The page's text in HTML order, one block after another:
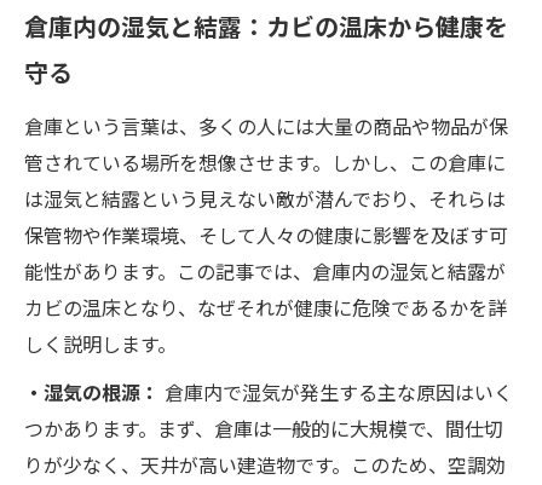
倉庫内の湿気と結露：カビの温床から健康を
守る
倉庫という言葉は、多くの人には大量の商品や物品が保
管されている場所を想像させます。しかし、この倉庫に
は湿気と結露という見えない敵が潜んでおり、それらは
保管物や作業環境、そして人々の健康に影響を及ぼす可
能性があります。この記事では、倉庫内の湿気と結露が
カビの温床となり、なぜそれが健康に危険であるかを詳
しく説明します。
・湿気の根源： 倉庫内で湿気が発生する主な原因はいく
つかあります。まず、倉庫は一般的に大規模で、間仕切
りが少なく、天井が高い建造物です。このため、空調効